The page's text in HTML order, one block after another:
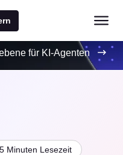
für KI-Agenten
5 Minuten Lesezeit